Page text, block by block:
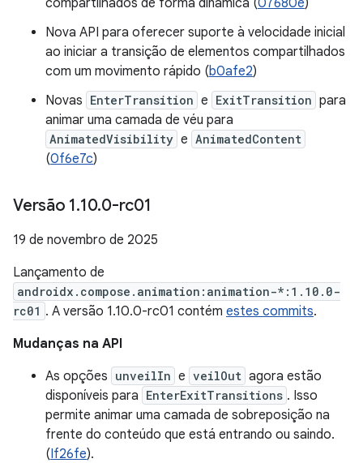
compartilhados de forma dinâmica (07680e)
Nova API para oferecer suporte à velocidade inicial
ao iniciar a transição de elementos compartilhados
com um movimento rápido (b0afe2)
Novas EnterTransition e ExitTransition para
animar uma camada de véu para
AnimatedVisibility e AnimatedContent
(0f6e7c)
Versão 1.10.0-rc01
19 de novembro de 2025
Lançamento de
androidx.compose.animation:animation-*:1.10.0-
rc01 . A versão 1.10.0-rc01 contém estes commits.
Mudanças na API
As opções unveilIn e veilOut agora estão
disponíveis para EnterExitTransitions . Isso
permite animar uma camada de sobreposição na
frente do conteúdo que está entrando ou saindo.
(If26fe).